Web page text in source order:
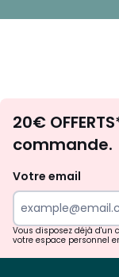
20€
commande.
Votre email
Vous disposez déjà d'un
votre espace personnel